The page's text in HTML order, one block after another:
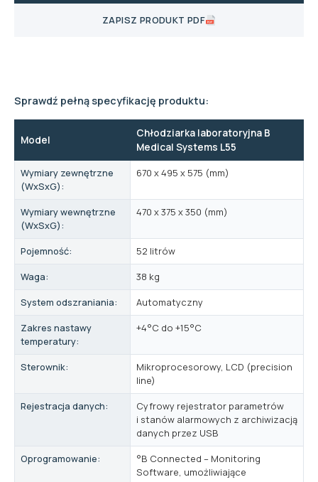
ZAPISZ PRODUKT PDF
Sprawdź pełną specyfikację produktu:
Model
Chłodziarka laboratoryjna B
Medical Systems L55
Wymiary zewnętrzne
(WxSxG):
670 x 495 x 575 (mm)
Wymiary wewnętrzne
(WxSxG):
470 x 375 x 350 (mm)
Pojemność:
52 litrów
Waga:
38 kg
System odszraniania:
Automatyczny
Zakres nastawy
temperatury:
+4°C do +15°C
Sterownik:
Mikroprocesorowy, LCD (precision
line)
Rejestracja danych:
Cyfrowy rejestrator parametrów
i stanów alarmowych z archiwizacją
danych przez USB
Oprogramowanie:
°B Connected – Monitoring
Software, umożliwiające